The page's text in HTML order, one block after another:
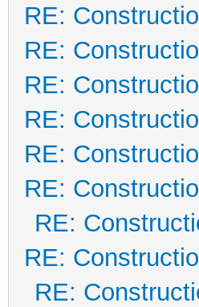
RE:
RE:
RE:
RE:
RE:
RE:
RE:
RE:
RE: